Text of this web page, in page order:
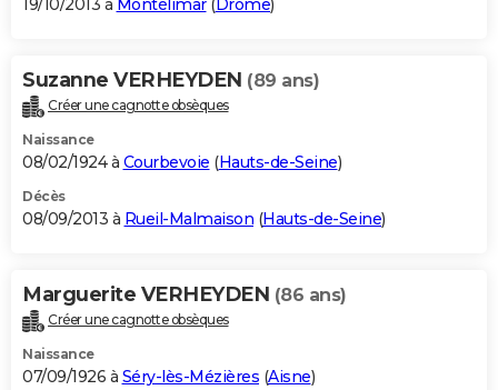
19/10/2013 à Montélimar(Drôme)
Suzanne VERHEYDEN (89 ans)
Créer une cagnotte obsèques
Naissance
08/02/1924 à Courbevoie (Hauts-de-Seine)
Décès
08/09/2013 à Rueil-Malmaison (Hauts-de-Seine)
Marguerite VERHEYDEN (86 ans)
Créer une cagnotte obsèques
Naissance
07/09/1926 à Séry-lès-Mézières (Aisne)